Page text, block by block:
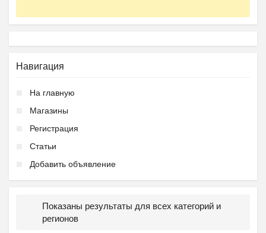
Навигация
На главную
Магазины
Регистрация
Статьи
Добавить объявление
Показаны результаты для всех категорий и
регионов